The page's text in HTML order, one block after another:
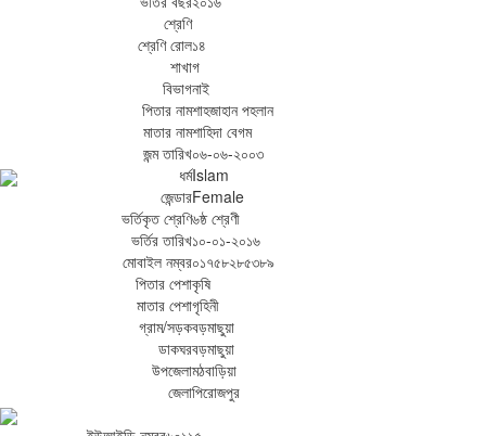
শ্রেণি
শ্রেণি রোল১৪
শাখাগ
বিভাগনাই
পিতার নামশাহজাহান পহলান
মাতার নামশাহিদা বেগম
জন্ম তারিখ০৬-০৬-২০০৩
ধর্মIslam
জেন্ডারFemale
ভর্তিকৃত শ্রেণি৬ষ্ঠ শ্রেণী
ভর্তির তারিখ১০-০১-২০১৬
মোবাইল নম্বর০১৭৫৮২৮৫৩৮৯
পিতার পেশাকৃষি
মাতার পেশাগৃহিনী
গ্রাম/সড়কবড়মাছুয়া
ডাকঘরবড়মাছুয়া
উপজেলামঠবাড়িয়া
জেলাপিরোজপুর